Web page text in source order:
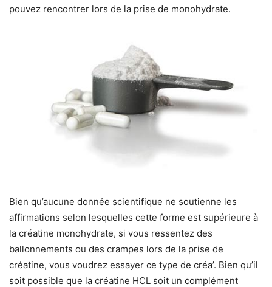
pouvez rencontrer lors de la prise de monohydrate.
Bien qu’aucune donnée scientifique ne soutienne les
affirmations selon lesquelles cette forme est supérieure à
la créatine monohydrate, si vous ressentez des
ballonnements ou des crampes lors de la prise de
créatine, vous voudrez essayer ce type de créa’. Bien qu’il
soit possible que la créatine HCL soit un complément